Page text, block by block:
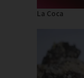
La Coca